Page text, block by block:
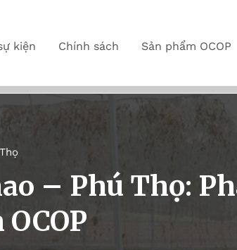
kiện Chính sách Sản phẩm OCOP
– Phú Thọ: